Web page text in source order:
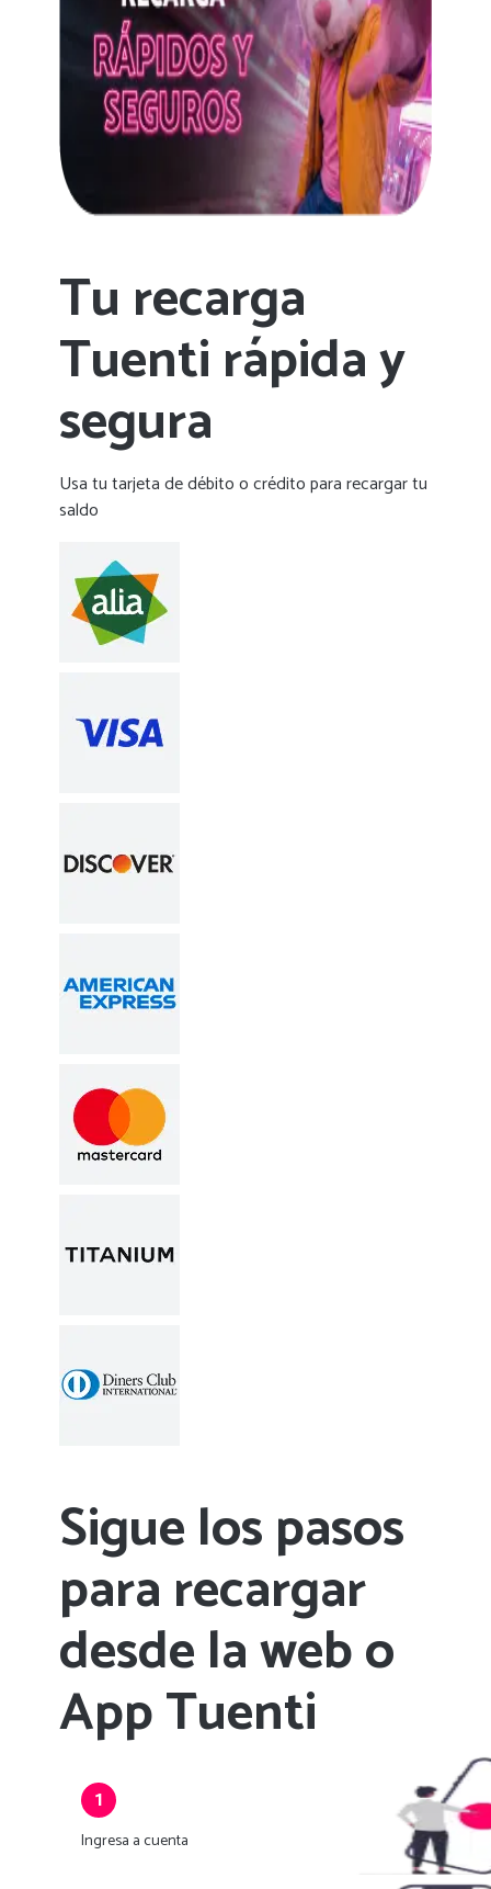
Tu recarga
Tuenti rápida y
segura
Usa tu tarjeta de débito o crédito para recargar tu
saldo
Sigue los pasos
para recargar
desde la web o
App Tuenti
1
Ingresa a cuenta